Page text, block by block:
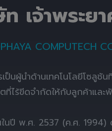
เจ้าพระย
COMPUTECH
ป็นผู้นำด้านเทคโนโลยีโซลูชั
ตที่ไร้ขีดจำกัดให้กับลูกค้าและ
นปี พ.ศ. 2537 (ค.ศ. 1994)